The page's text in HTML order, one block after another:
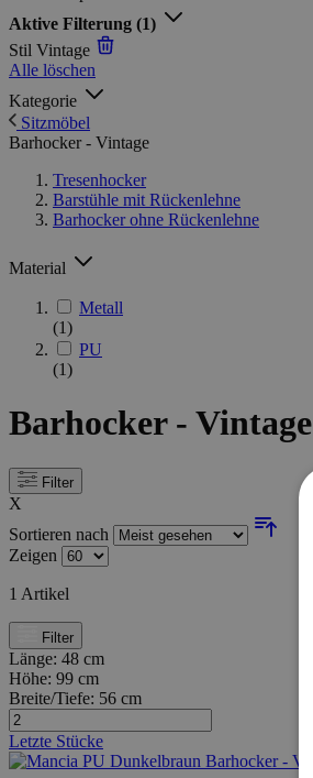
Aktive Filterung (1)
Stil Vintage
Alle löschen
Kategorie
Sitzmöbel
Barhocker - Vintage
Tresenhocker
Barstühle mit Rückenlehne
Barhocker ohne Rückenlehne
Material
Metall
(1)
PU
(1)
Barhocker - Vintage
Filter
X
Sortieren nach
Zeigen
1 Artikel
Filter
Länge: 48 cm
Höhe: 99 cm
Breite/Tiefe: 56 cm
Letzte Stücke